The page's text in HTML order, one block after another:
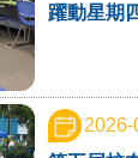
躍動星期
2026-